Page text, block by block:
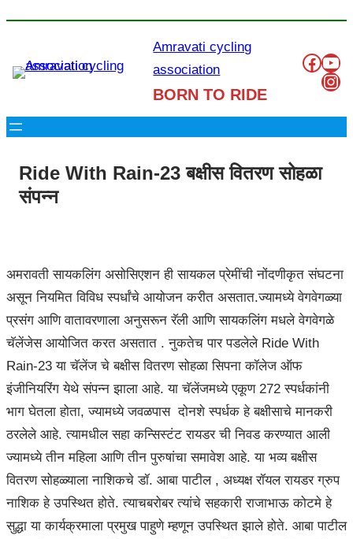
Amravati cycling
association
BORN TO RIDE
Like to our Our
Ride With Rain-23 बक्षीस वितरण सोहळा
संपन्न
अमरावती सायकलिंग असोसिएशन ही सायकल प्रेमींची नोंदणीकृत संघटना
असून नियमित विविध स्पर्धांचे आयोजन करीत असतात.ज्यामध्ये वेगवेगळ्या
प्रसंग आणि वातावरणाला अनुसरून रॅली आणि सायकलिंग मधले वेगवेगळे
चॅलेंजेस आयोजित करत असतात . नुकतेच पार पडलेले Ride With
Rain-23 या चॅलेंज चे बक्षीस वितरण सोहळा सिपना कॉलेज ऑफ
इंजीनियरिंग येथे संपन्न झाला आहे. या चॅलेंजमध्ये एकूण 272 स्पर्धकांनी
भाग घेतला होता, ज्यामध्ये जवळपास दोनशे स्पर्धक हे बक्षीसाचे मानकरी
ठरलेले आहे. त्यामधील सहा कन्सिस्टंट रायडर ची निवड करण्यात आली
ज्यामध्ये तीन महिला आणि तीन पुरुषांचा समावेश आहे. या भव्य बक्षीस
वितरण सोहळ्याला नाशिकचे डॉ. आबा पाटील , अध्यक्ष रॉयल रायडर ग्रुप
नाशिक हे उपस्थित होते. त्याचबरोबर त्यांचे सहकारी राजाभाऊ कोटमे हे
सुद्धा या कार्यक्रमाला प्रमुख पाहुणे म्हणून उपस्थित झाले होते. आबा पाटील